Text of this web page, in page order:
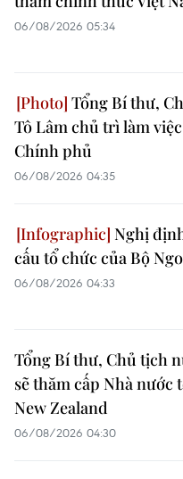
06/08/2026 05:34
Tổng Bí thư,
Tô Lâm chủ trì làm
Chính phủ
06/08/2026 04:35
Nghị
cấu tổ chức của Bộ
06/08/2026 04:33
Tổng Bí thư, Chủ tịch
sẽ thăm cấp Nhà nước
New Zealand
06/08/2026 04:30